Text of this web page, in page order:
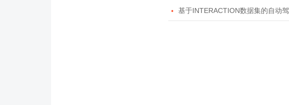
 基于INTERACTION数据集的自动驾驶预测模